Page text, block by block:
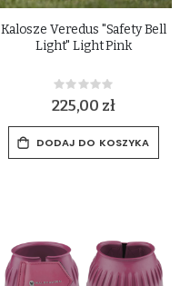
Kalosze Veredus "Safety Bell
Light" Light Pink
Rating:
0%
225,00 zł
DODAJ DO KOSZYKA